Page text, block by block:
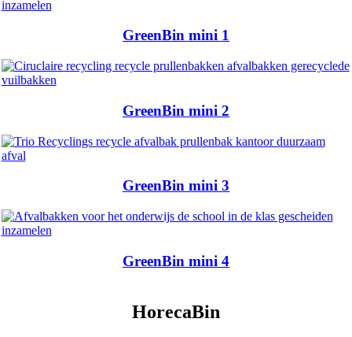
GreenBin mini 1
GreenBin mini 2
GreenBin mini 3
GreenBin mini 4
HorecaBin